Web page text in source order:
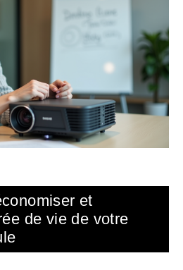
et
de vie de votre